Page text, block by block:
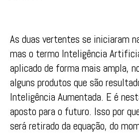
As duas vertentes se iniciaram
mas o termo Inteligência
aplicado de forma mais ampla,
alguns produtos que são
Inteligência Aumentada. E é
aposto para o futuro. Isso por
será retirado da equação, do